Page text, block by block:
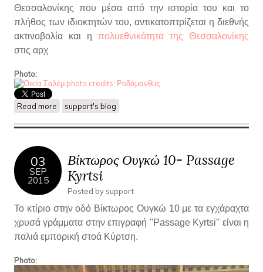
Θεσσαλονίκης που μέσα από την ιστορία του και το
πλήθος των ιδιοκτητών του, αντικατοπτρίζεται η διεθνής
ακτινοβολία και η πολυεθνικότητα της Θεσσαλονίκης
στις αρχ
Photo:
Read more about Η οικία Σαλέμ -Τζεμποργά..
support's blog
03
SEP
2015
Βίκτωρος Ουγκώ 10- Passage
Kyrtsi
Posted by support
Το κτίριο στην οδό Βίκτωρος Ουγκώ 10 με τα εγχάραχτα
χρυσά γράμματα στην επιγραφή ''Passage Kyrtsi'' είναι η
παλιά εμπορική στοά Κύρτση.
Photo: